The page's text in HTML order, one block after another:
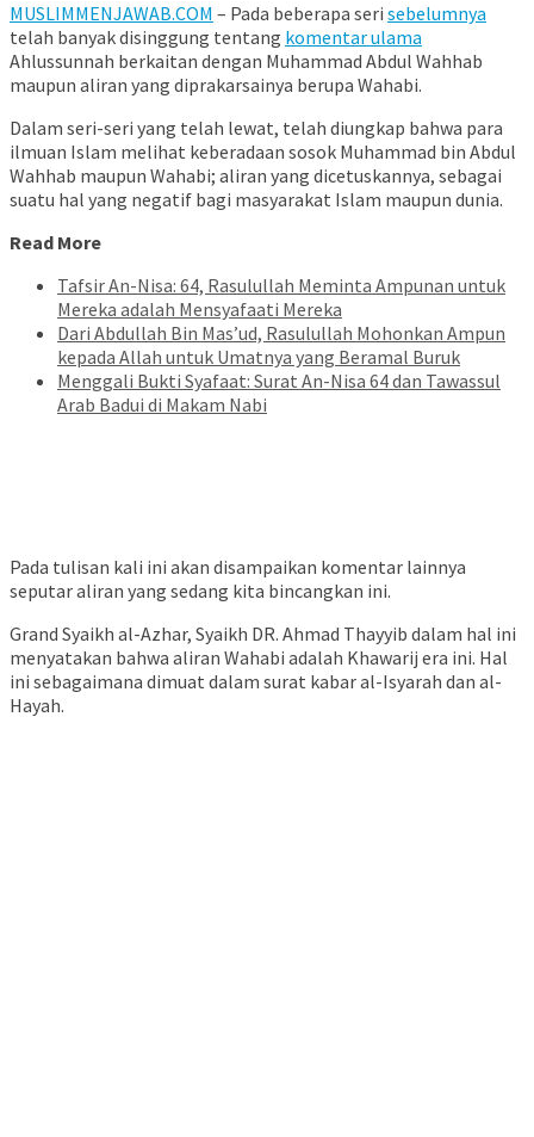
MUSLIMMENJAWAB.COM – Pada beberapa seri sebelumnya
telah banyak disinggung tentang komentar ulama
Ahlussunnah berkaitan dengan Muhammad Abdul Wahhab
maupun aliran yang diprakarsainya berupa Wahabi.
Dalam seri-seri yang telah lewat, telah diungkap bahwa para
ilmuan Islam melihat keberadaan sosok Muhammad bin Abdul
Wahhab maupun Wahabi; aliran yang dicetuskannya, sebagai
suatu hal yang negatif bagi masyarakat Islam maupun dunia.
Read More
Tafsir An-Nisa: 64, Rasulullah Meminta Ampunan untuk
Mereka adalah Mensyafaati Mereka
Dari Abdullah Bin Mas’ud, Rasulullah Mohonkan Ampun
kepada Allah untuk Umatnya yang Beramal Buruk
Menggali Bukti Syafaat: Surat An-Nisa 64 dan Tawassul
Arab Badui di Makam Nabi
Pada tulisan kali ini akan disampaikan komentar lainnya
seputar aliran yang sedang kita bincangkan ini.
Grand Syaikh al-Azhar, Syaikh DR. Ahmad Thayyib dalam hal ini
menyatakan bahwa aliran Wahabi adalah Khawarij era ini. Hal
ini sebagaimana dimuat dalam surat kabar al-Isyarah dan al-
Hayah.